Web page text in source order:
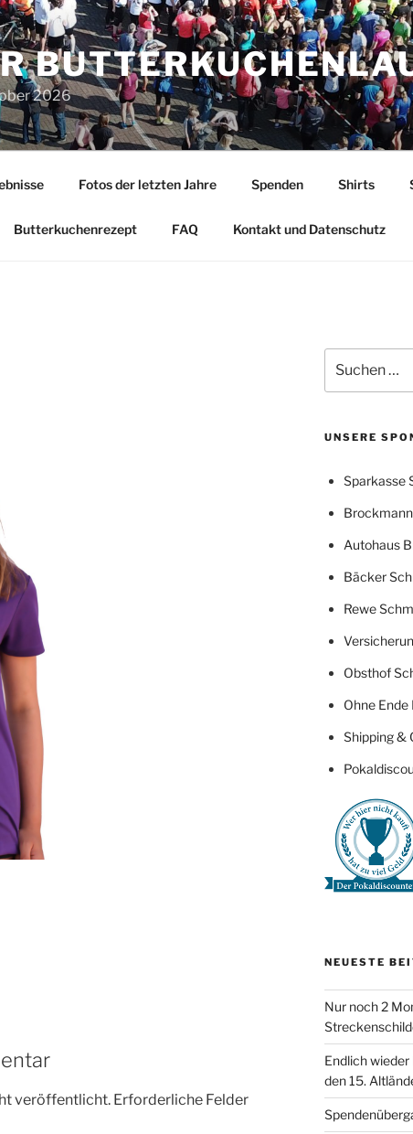
2026
Fotos der letzten Jahre Spenden Shirts
Butterkuchenrezept FAQ Kontakt und Datenschutz
veröffentlicht. Erforderliche Felder
nach:
UNSERE
Sparkasse
Autohaus
Bäcker
Rewe
Obsthof
Ohne Ende
Shipping &
NEUESTE
Nur noch 2
Endlich
den 15.